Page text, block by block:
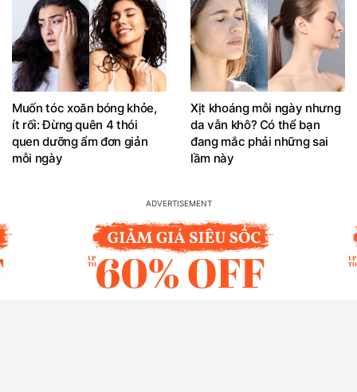
Muốn tóc xoăn bóng khỏe,
ít rối: Đừng quên 4 thói
quen dưỡng ẩm đơn giản
mỗi ngày
Xịt khoáng mỗi ngày nhưng
da vẫn khô? Có thể bạn
đang mắc phải những sai
lầm này